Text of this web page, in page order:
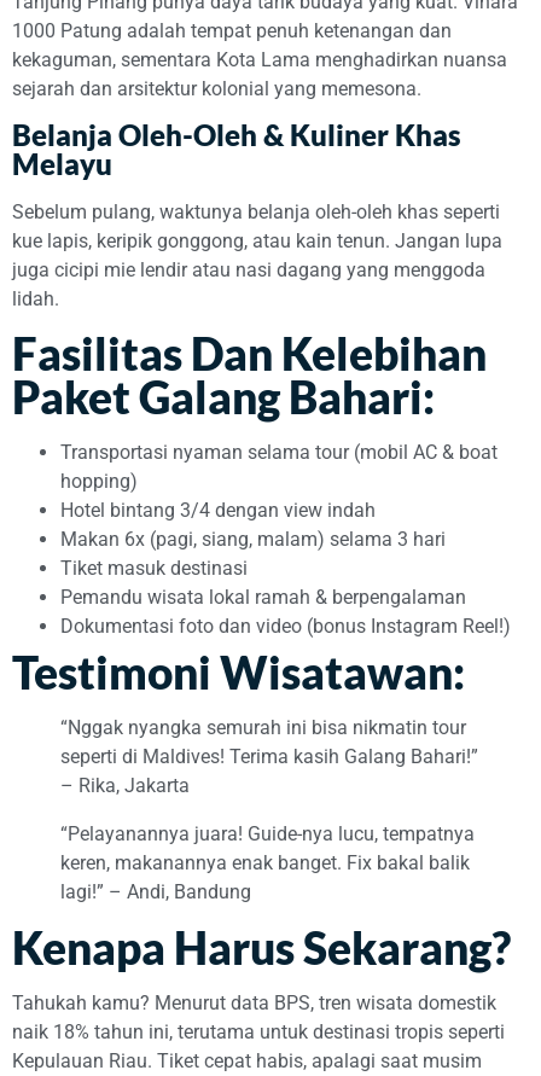
1000 Patung adalah tempat penuh ketenangan dan
kekaguman, sementara Kota Lama menghadirkan nuansa
sejarah dan arsitektur kolonial yang memesona.
Belanja Oleh-Oleh & Kuliner Khas
Melayu
Sebelum pulang, waktunya belanja oleh-oleh khas seperti
kue lapis, keripik gonggong, atau kain tenun. Jangan lupa
juga cicipi mie lendir atau nasi dagang yang menggoda
lidah.
Fasilitas Dan Kelebihan
Paket Galang Bahari:
Transportasi nyaman selama tour (mobil AC & boat
hopping)
Hotel bintang 3/4 dengan view indah
Makan 6x (pagi, siang, malam) selama 3 hari
Tiket masuk destinasi
Pemandu wisata lokal ramah & berpengalaman
Dokumentasi foto dan video (bonus Instagram Reel!)
Testimoni Wisatawan:
“Nggak nyangka semurah ini bisa nikmatin tour
seperti di Maldives! Terima kasih Galang Bahari!”
– Rika, Jakarta
“Pelayanannya juara! Guide-nya lucu, tempatnya
keren, makanannya enak banget. Fix bakal balik
lagi!” – Andi, Bandung
Kenapa Harus Sekarang?
Tahukah kamu? Menurut data BPS, tren wisata domestik
naik 18% tahun ini, terutama untuk destinasi tropis seperti
Kepulauan Riau. Tiket cepat habis, apalagi saat musim